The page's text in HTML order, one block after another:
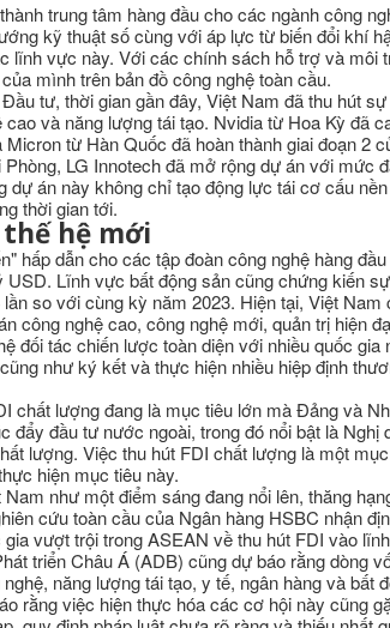
trung tâm hàng đầu cho các ngành công
kỹ thuật số cùng với áp lực từ biến đổi khí
lĩnh vực này. Với các chính sách hỗ trợ và môi
mình trên bản đồ công nghệ toàn cầu.
tư, thời gian gần đây, Việt Nam đã thu hút
và năng lượng tái tạo. Nvidia từ Hoa Kỳ đã
từ Hàn Quốc đã hoàn thành giai đoạn 2
LG Innotech đã mở rộng dự án với mức
dự án này không chỉ tạo động lực tái cơ cấu
thời gian tới.
hệ mới
hấp dẫn cho các tập đoàn công nghệ hàng
Lĩnh vực bất động sản cũng chứng kiến
so với cùng kỳ năm 2023. Hiện tại, Việt
công nghệ cao, công nghệ mới, quản trị hiện
đối tác chiến lược toàn diện với nhiều quốc
như ký kết và thực hiện nhiều hiệp định
chất lượng đang là mục tiêu lớn mà Đảng và
đẩy đầu tư nước ngoài, trong đó nổi bật là
lượng. Việc thu hút FDI chất lượng là một
hiện mục tiêu này.
như một điểm sáng đang nổi lên, thăng
cứu toàn cầu của Ngân hàng HSBC nhận
vượt trội trong ASEAN về thu hút FDI vào
triển Châu Á (ADB) cũng dự báo rằng dòng
năng lượng tái tạo, y tế, ngân hàng và bất
rằng việc hiện thực hóa các cơ hội này cũng